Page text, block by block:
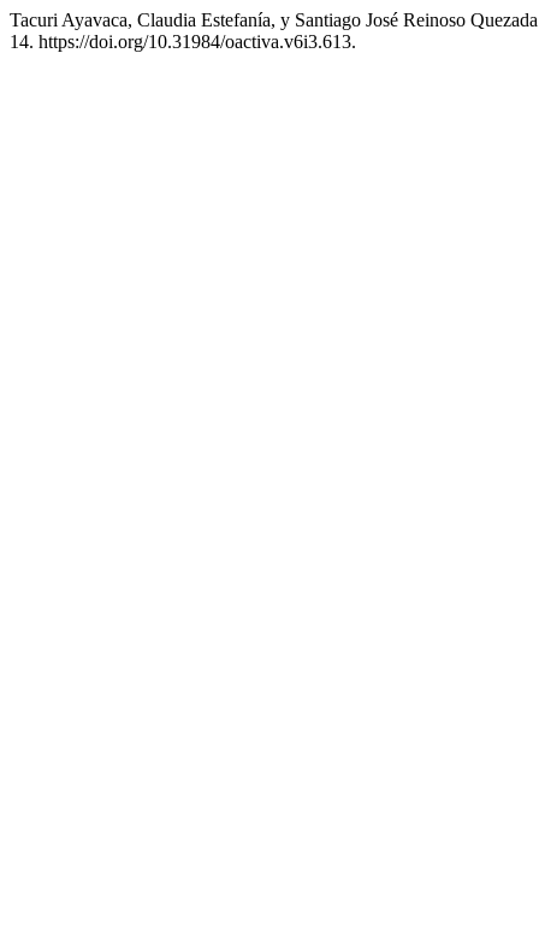
Tacuri Ayavaca, Claudia Estefanía, y Santiago José Reinoso
14. https://doi.org/10.31984/oactiva.v6i3.613.